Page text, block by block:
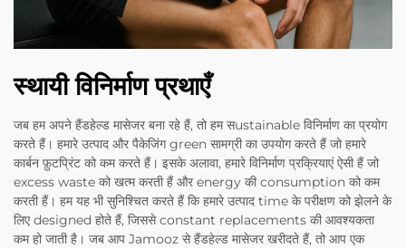
स्थायी विनिर्माण प्रथाएँ
जब हम अपने हैंडहेल्ड मासेजर बना रहे हैं, तो हम सustainable विनिर्माण का प्रयोग
करते हैं। हमारे उत्पाद और पैकेजिंग green सामग्री का उपयोग करते हैं जो हमारे
कार्बन फ़ुटप्रिंट को कम करते हैं। इसके अलावा, हमारे विनिर्माण प्रक्रियाएं ऐसी हैं जो
excess waste को खत्म करती हैं और energy की consumption को कम
करती हैं। हम यह भी सुनिश्चित करते हैं कि हमारे उत्पाद time के परीक्षण को झेलने के
लिए designed होते हैं, जिससे constant replacements की आवश्यकता
कम हो जाती है। जब आप Jamooz से हैंडहेल्ड मासेजर खरीदते हैं, तो आप एक